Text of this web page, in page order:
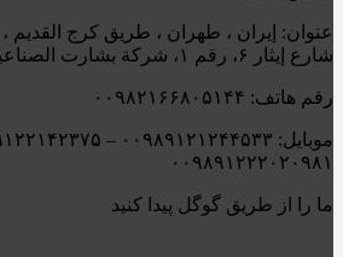
شارع إيثار ۶، رقم ۱، شركة بشارت الصناعية (برجمی)
رقم هاتف: ۰۰۹۸۲۱۶۶۸۰۵۱۴۴
۰۰۹۸۹۱۲۲۲۰۲۰۹۸۱
ما را از طریق گوگل پیدا کنید